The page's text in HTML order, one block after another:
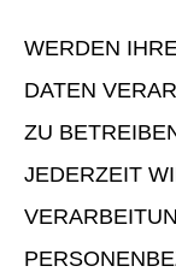
WERDEN
DATEN
ZU
JEDERZEIT